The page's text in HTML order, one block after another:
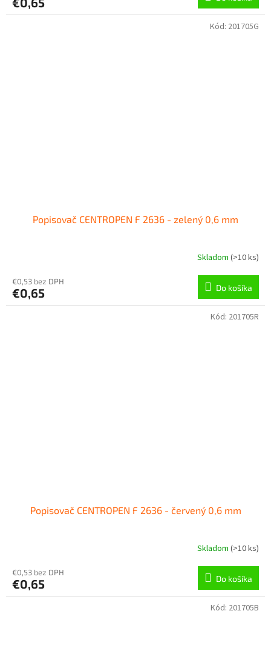
Popisovač CENTROPEN F 2636 - zelený 0,6 mm
Skladom (>10 ks)
€0,53 bez DPH
€0,65 Do košíka
Kód: 201705G
Popisovač CENTROPEN F 2636 - červený 0,6 mm
Skladom (>10 ks)
€0,53 bez DPH
€0,65 Do košíka
Kód: 201705R
Kód: 201705B